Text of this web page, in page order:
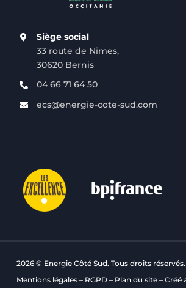
Siège social
33 route de Nîmes,
30620 Bernis
04 66 71 64 50
ecs@energie-cote-sud.com
2026 © Energie Côté Sud. Tous droits réservés.
Mentions légales– RGPD– Plan du site– Créé